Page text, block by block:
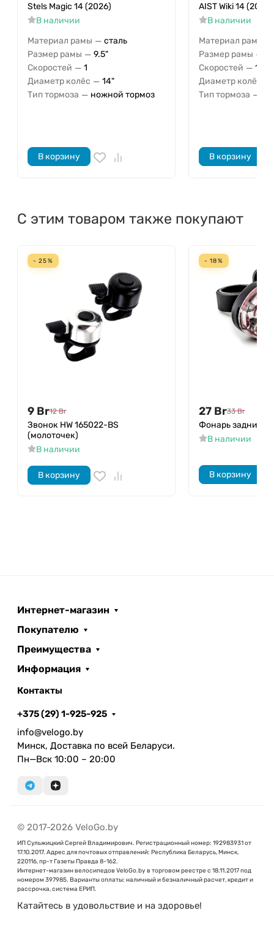
Stels Magic 14 (2026)
В наличии
Материал рамы — сталь
Размер рамы — 9.5"
Скоростей — 1
Диаметр колёс — 14"
Тип тормоза — ножной тормоз
В корзину
AIST Wiki 14 (2024)
В наличии
Материал рамы
Размер рамы —
Скоростей — 1
Диаметр колёс
Тип тормоза —
В корзину
С этим товаром также покупают
- 25%
9 Br12 Br
Звонок HW 165022-BS
(молоточек)
В наличии
В корзину
- 18%
27 Br33 Br
Фонарь задний
В наличии
В корзину
Интернет-магазин
Покупателю
Преимущества
Информация
Контакты
+375 (29) 1-925-925
info@velogo.by
Минск, Доставка по всей Беларуси.
Пн—Вск 10:00 – 20:00
© 2017-2026 VeloGo.by
ИП Сульжицкий Сергей Владимирович. Регистрационный номер: 192983931 от
17.10.2017. Адрес для почтовых отправлений: Республика Беларусь, Минск,
220116, пр-т Газеты Правда 8-162.
Интернет-магазин велосипедов VeloGo.by в торговом реестре с 18.11.2017 под
номером 397985. Варианты оплаты: наличный и безналичный расчет, кредит и
рассрочка, система ЕРИП.
Катайтесь в удовольствие и на здоровье!